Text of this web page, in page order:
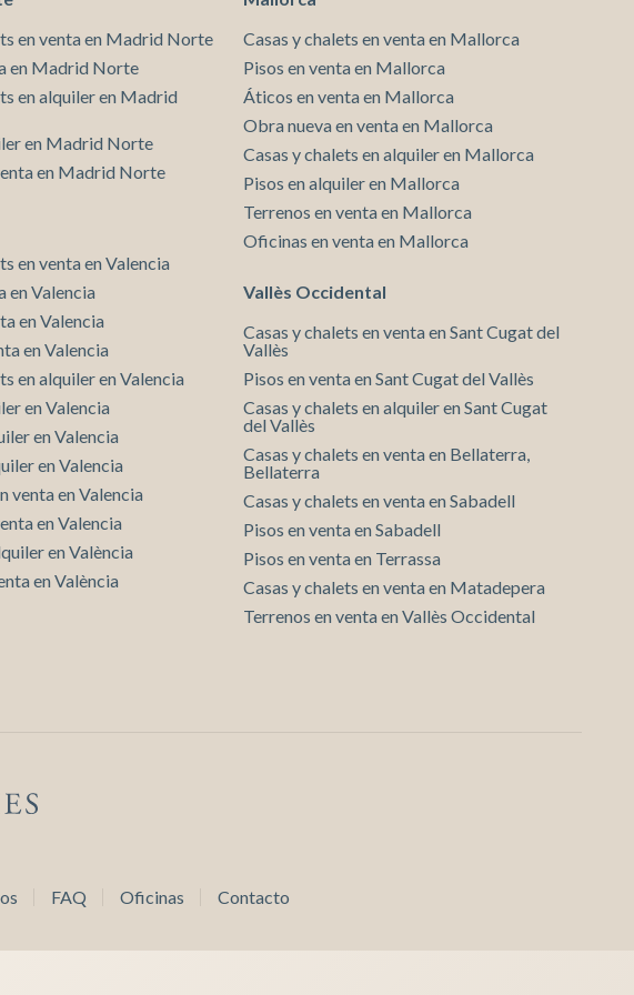
en venta en Madrid Norte
en Madrid Norte
en alquiler en Madrid
en Madrid Norte
en Madrid Norte
en venta en Valencia
en Valencia
en Valencia
en Valencia
en alquiler en Valencia
en Valencia
en Valencia
en Valencia
venta en Valencia
en Valencia
en València
en València
Casas y chalets en venta en Mallorca
Pisos en venta en Mallorca
Áticos en venta en Mallorca
Obra nueva en venta en Mallorca
Casas y chalets en alquiler en Mallorca
Pisos en alquiler en Mallorca
Terrenos en venta en Mallorca
Oficinas en venta en Mallorca
Vallès Occidental
Casas y chalets en venta en Sant Cugat del
Vallès
Pisos en venta en Sant Cugat del Vallès
Casas y chalets en alquiler en Sant Cugat
del Vallès
Casas y chalets en venta en Bellaterra,
Bellaterra
Casas y chalets en venta en Sabadell
Pisos en venta en Sabadell
Pisos en venta en Terrassa
Casas y chalets en venta en Matadepera
Terrenos en venta en Vallès Occidental
FAQ Oficinas Contacto